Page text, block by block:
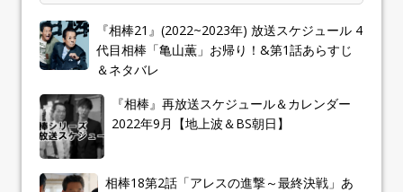
『相棒21』(2022~2023年) 放送スケジュール 4
代目相棒「亀山薫」お帰り！&第1話あらすじ
＆ネタバレ
『相棒』再放送スケジュール＆カレンダー
2022年9月【地上波＆BS朝日】
相棒18第2話「アレスの進撃～最終決戦」あ